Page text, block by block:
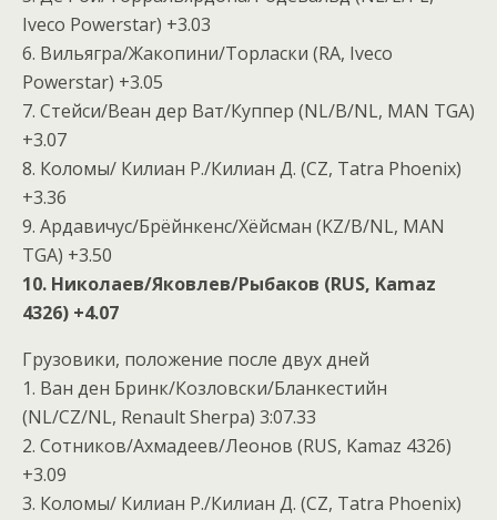
Iveco Powerstar) +3.03
6. Вильягра/Жакопини/Торласки (RA, Iveco
Powerstar) +3.05
7. Стейси/Веан дер Ват/Куппер (NL/B/NL, MAN TGA)
+3.07
8. Коломы/ Килиан Р./Килиан Д. (CZ, Tatra Phoenix)
+3.36
9. Ардавичус/Брёйнкенс/Хёйсман (KZ/B/NL, MAN
TGA) +3.50
10. Николаев/Яковлев/Рыбаков (RUS, Kamaz
4326) +4.07
Грузовики, положение после двух дней
1. Ван ден Бринк/Козловски/Бланкестийн
(NL/CZ/NL, Renault Sherpa) 3:07.33
2. Сотников/Ахмадеев/Леонов (RUS, Kamaz 4326)
+3.09
3. Коломы/ Килиан Р./Килиан Д. (CZ, Tatra Phoenix)